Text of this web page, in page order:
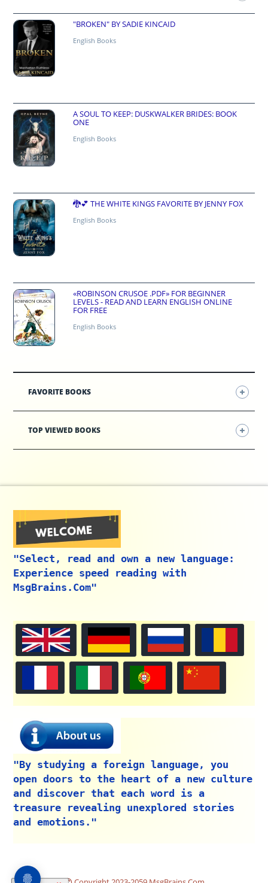
"BROKEN" BY SADIE KINCAID
English Books
A SOUL TO KEEP: DUSKWALKER BRIDES: BOOK
ONE
English Books
🐉💕 THE WHITE KINGS FAVORITE BY JENNY FOX
English Books
«ROBINSON CRUSOE .PDF» FOR BEGINNER
LEVELS - READ AND LEARN ENGLISH ONLINE
FOR FREE
English Books
FAVORITE BOOKS
TOP VIEWED BOOKS
"Select, read and own a new language:
Experience speed reading with
MsgBrains.Com"
"By studying a foreign language, you
open doors to the heart of a new culture
and discover that each word is a
treasure revealing unexplored stories
and emotions."